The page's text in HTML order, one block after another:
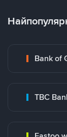
Bank of
TBC